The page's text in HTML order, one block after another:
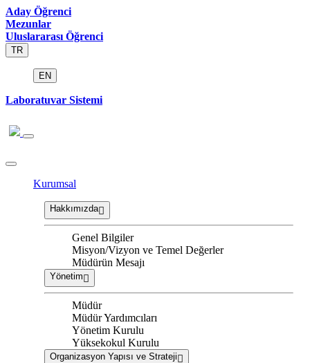
Aday Öğrenci
Mezunlar
Uluslararası Öğrenci
TR
EN
Laboratuvar Sistemi
Kurumsal
Hakkımızda
Genel Bilgiler
Misyon/Vizyon ve Temel Değerler
Müdürün Mesajı
Yönetim
Müdür
Müdür Yardımcıları
Yönetim Kurulu
Yüksekokul Kurulu
Organizasyon Yapısı ve Strateji